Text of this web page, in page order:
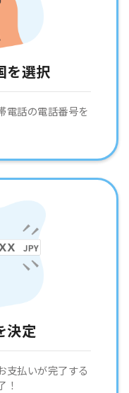
を選択
電話の電話番号を
決定
支払いが完了する
！